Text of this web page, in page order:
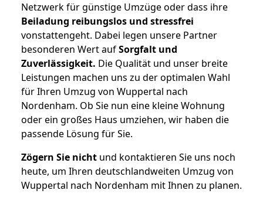
Netzwerk für günstige Umzüge oder dass ihre
Beiladung reibungslos und stressfrei
vonstattengeht. Dabei legen unsere Partner
besonderen Wert aufSorgfalt und
Zuverlässigkeit. Die Qualität und unser breite
Leistungen machen uns zu der optimalen Wahl
für Ihren Umzug von Wuppertal nach
Nordenham. Ob Sie nun eine kleine Wohnung
oder ein großes Haus umziehen, wir haben die
passende Lösung für Sie.
Zögern Sie nicht und kontaktieren Sie uns noch
heute, um Ihren deutschlandweiten Umzug von
Wuppertal nach Nordenham mit Ihnen zu planen.